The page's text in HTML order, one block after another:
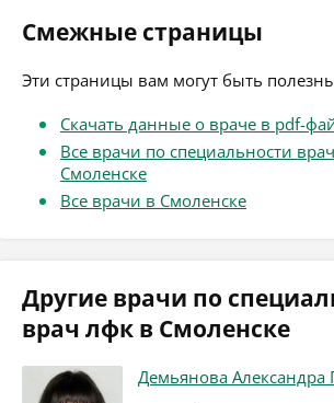
Смежные страницы
Эти страницы вам могут быть
Скачать данные о враче в pdf-
Все врачи по специальности
Смоленске
Все врачи в Смоленске
Другие врачи по
врач лфк в Смоленске
Демьянова Александра